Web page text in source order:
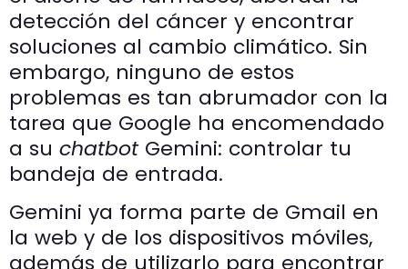
detección del cáncer y encontrar
soluciones al cambio climático. Sin
embargo, ninguno de estos
problemas es tan abrumador con la
tarea que Google ha encomendado
a su chatbotGemini: controlar tu
bandeja de entrada.
Gemini ya forma parte de Gmail en
la web y de los dispositivos móviles,